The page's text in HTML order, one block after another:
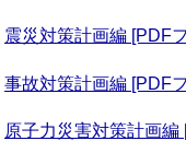
震災対策計画編 [PDF
事故対策計画編 [PDF
原子力災害対策計画